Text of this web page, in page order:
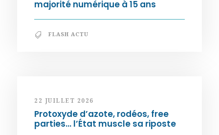
majorité numérique à 15 ans
FLASH ACTU
22 JUILLET 2026
Protoxyde d’azote, rodéos, free
parties… l’État muscle sa riposte